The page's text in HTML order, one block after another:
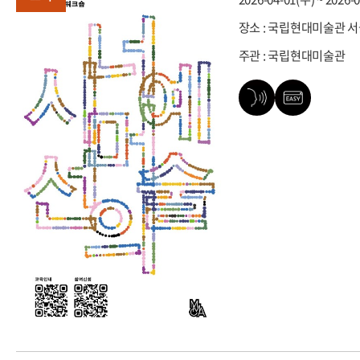
장소 : 국립현대미술관
주관 : 국립현대미술관